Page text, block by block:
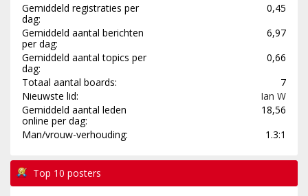
Gemiddeld registraties per
dag:
0,45
Gemiddeld aantal berichten
per dag:
6,97
Gemiddeld aantal topics per
dag:
0,66
Totaal aantal boards:
7
Nieuwste lid:
Ian W
Gemiddeld aantal leden
online per dag:
18,56
Man/vrouw-verhouding:
1.3:1
Top 10 posters